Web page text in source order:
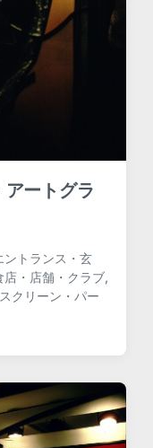
ートグラ
ントランス・玄
店・店舗・クラブ,
クリーン・パー